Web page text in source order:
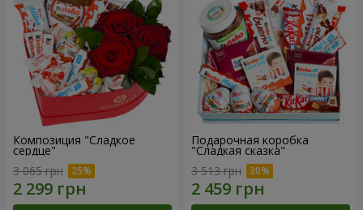
Композиция "Сладкое
сердце"
3 065 грн
Подарочная коробка
"Сладкая сказка"
3 513 грн